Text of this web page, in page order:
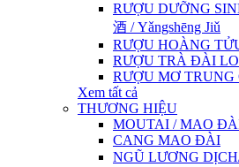
RƯỢU DƯỠNG
酒 / Yǎngshēng Jiǔ
RƯỢU HOÀNG
RƯỢU TRÀ ĐÀI
RƯỢU MƠ TRUNG
Xem tất cả
THƯƠNG HIỆU
MOUTAI / MAO
CANG MAO ĐÀI
NGŨ LƯƠNG